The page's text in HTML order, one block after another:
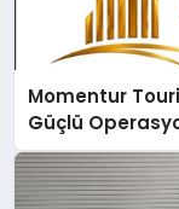
Momentur
Güçlü